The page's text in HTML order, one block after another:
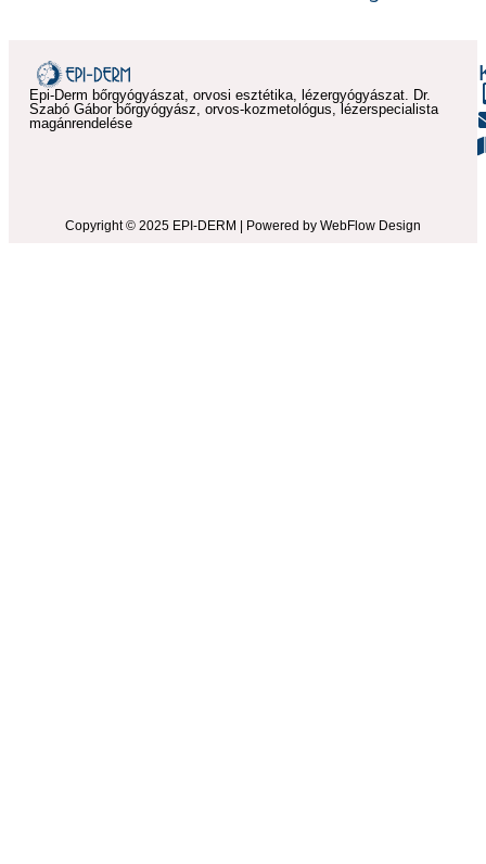
Epi-Derm bőrgyógyászat, orvosi esztétika, lézergyógyászat. Dr.
Szabó Gábor bőrgyógyász, orvos-kozmetológus, lézerspecialista
magánrendelése
Copyright © 2025 EPI-DERM | Powered by WebFlow Design​